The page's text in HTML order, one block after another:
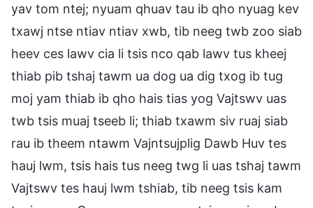
yav tom ntej; nyuam qhuav tau ib qho nyuag kev
txawj ntse ntiav ntiav xwb, tib neeg twb zoo siab
heev ces lawv cia li tsis nco qab lawv tus kheej
thiab pib tshaj tawm ua dog ua dig txog ib tug
moj yam thiab ib qho hais tias yog Vajtswv uas
twb tsis muaj tseeb li; thiab txawm siv ruaj siab
rau ib theem ntawm Vajntsujplig Dawb Huv tes
hauj lwm, tsis hais tus neeg twg li uas tshaj tawm
Vajtswv tes hauj lwm tshiab, tib neeg tsis kam